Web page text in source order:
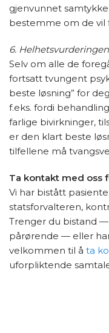
gjenvunnet
bestemme om de
6. Helhetsvurderingen
Selv om alle de
fortsatt tvungent
beste løsning” for
f.eks. fordi
farlige bivirkninger,
er den klart beste
tilfellene må
Ta kontakt med oss
Vi har bistått
statsforvalteren,
Trenger du bistand
pårørende — eller
velkommen til å ta
uforpliktende